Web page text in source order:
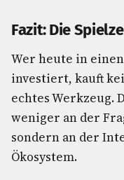
Fazit: Die
Wer heute in
investiert, kauft
echtes Werkzeug.
weniger an der
sondern an der
Ökosystem.